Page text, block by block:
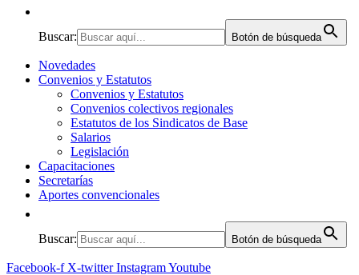
Buscar: Botón de búsqueda
Novedades
Convenios y Estatutos
Convenios y Estatutos
Convenios colectivos regionales
Estatutos de los Sindicatos de Base
Salarios
Legislación
Capacitaciones
Secretarías
Aportes convencionales
Buscar: Botón de búsqueda
Facebook-f X-twitter InstagramYoutube